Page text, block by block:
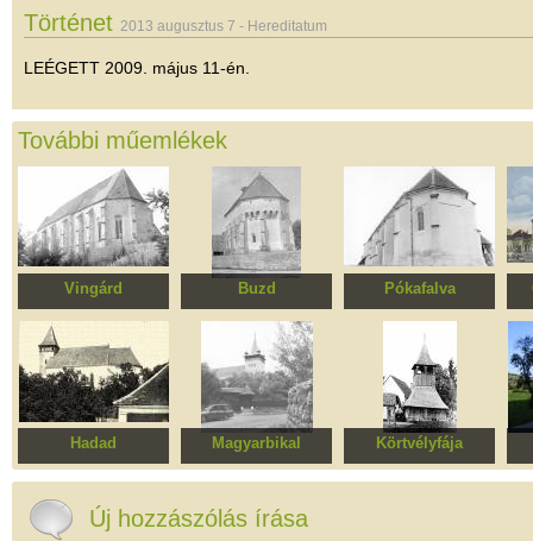
Történet 2013 augusztus 7 - Hereditatum
LEÉGETT 2009. május 11-én.
További műemlékek
Vingárd
Evangélikus templom
Buzd
Erődített evangélikus
templomegyüttes
Pókafalva
Evangélikus templom
Hadad
Református templom
Magyarbikal
Református templom
Körtvélyfája
Református templom
Új hozzászólás írása